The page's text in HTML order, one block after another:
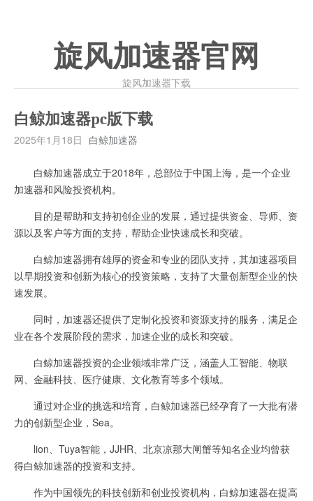
旋风加速器官网
旋风加速器下载
白鲸加速器pc版下载
2025年1月18日 白鲸加速器
白鲸加速器成立于2018年，总部位于中国上海，是一个企业
加速器和风险投资机构。
目的是帮助和支持初创企业的发展，通过提供资金、导师、资
源以及客户等方面的支持，帮助企业快速成长和突破。
白鲸加速器拥有雄厚的资金和专业的团队支持，其加速器项目
以早期投资和创新为核心的投资策略，支持了大量创新型企业的快
速发展。
同时，加速器还提供了定制化投资和资源支持的服务，满足企
业在各个发展阶段的需求，加速企业的成长和突破。
白鲸加速器投资的企业领域非常广泛，涵盖人工智能、物联
网、金融科技、医疗健康、文化教育等多个领域。
通过对企业的挑选和培育，白鲸加速器已经孕育了一大批有潜
力的创新型企业，Sea。
lion、Tuya智能，JJHR、北京凉那大闸蟹等知名企业均曾获
得白鲸加速器的投资和支持。
作为中国领先的科技创新和创业投资机构，白鲸加速器在提高